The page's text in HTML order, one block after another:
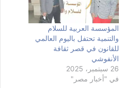
المؤسسة العربية للسلام
والتنمية تحتفل باليوم العالمي
للقانون في قصر ثقافة
الأنفوشي
26 سبتمبر، 2025
في "أخبار مصر"